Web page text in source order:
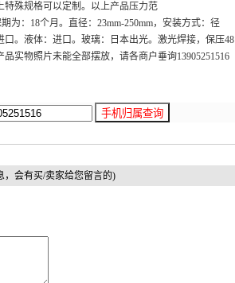
特殊规格可以定制。以上产品压力范
为：18个月。直径：23mm-250mm，安装方式：径
。液体：进口。玻璃：日本出光。激光焊接，保压48
实物照片未能全部摆放，请各商户垂询13905251516
，会有买/卖家给您留言的)